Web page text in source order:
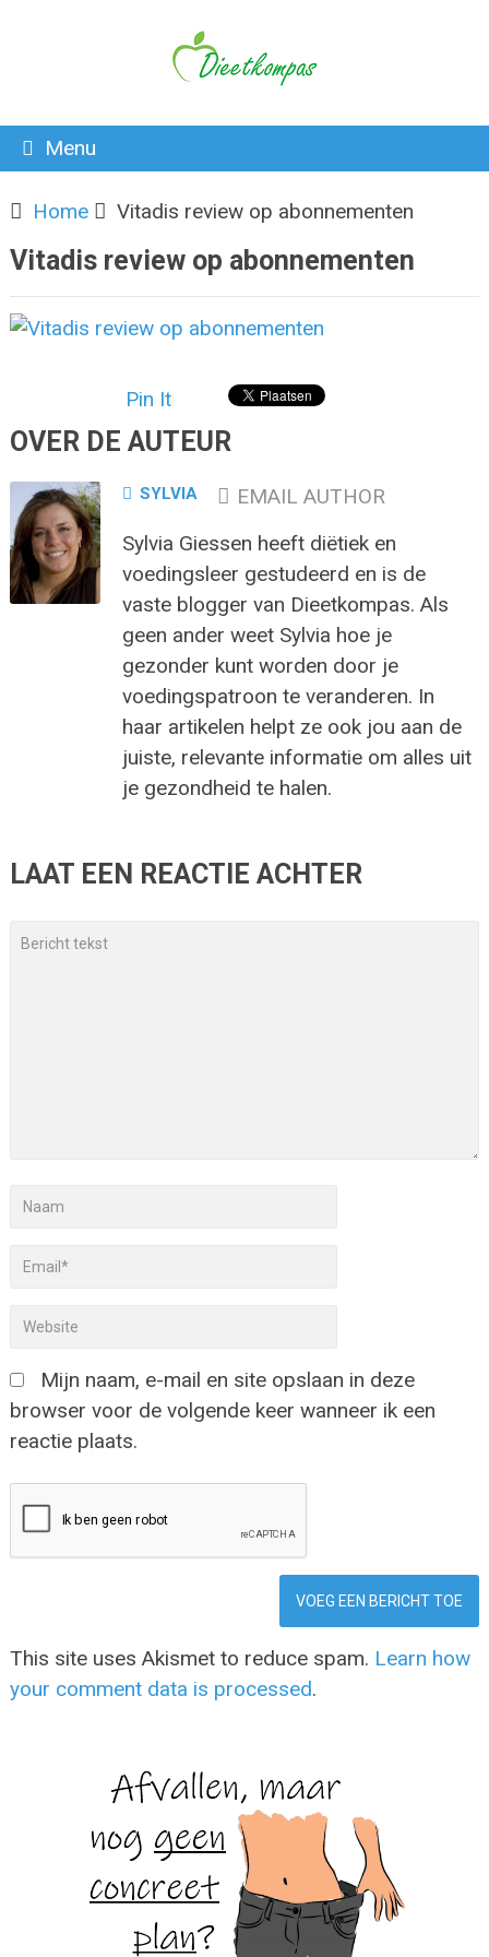
Menu
Home Vitadis review op abonnementen
Vitadis review op abonnementen
Pin It
OVER DE AUTEUR
SYLVIA
EMAIL AUTHOR
Sylvia Giessen heeft diëtiek en
voedingsleer gestudeerd en is de
vaste blogger van Dieetkompas. Als
geen ander weet Sylvia hoe je
gezonder kunt worden door je
voedingspatroon te veranderen. In
haar artikelen helpt ze ook jou aan de
juiste, relevante informatie om alles uit
je gezondheid te halen.
LAAT EEN REACTIE ACHTER
Mijn naam, e-mail en site opslaan in deze
browser voor de volgende keer wanneer ik een
reactie plaats.
This site uses Akismet to reduce spam. Learn how
your comment data is processed.